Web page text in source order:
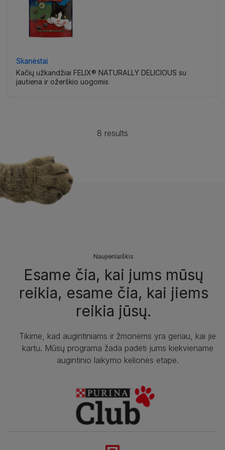
Skanėstai
Kačių užkandžiai FELIX® NATURALLY DELICIOUS su
jautiena ir ožerškio uogomis
8 results
Naujienlaiškis
Esame čia, kai jums mūsų
reikia, esame čia, kai jiems
reikia jūsų.
Tikime, kad augintiniams ir žmonėms yra geriau, kai jie
kartu. Mūsų programa žada padėti jums kiekviename
augintinio laikymo kelionės etape.